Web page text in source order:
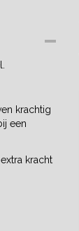
krachtig
een
kracht